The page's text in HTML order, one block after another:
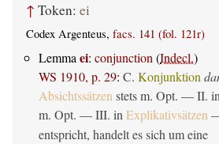
↑ Token: ei
Codex Argenteus, facs. 141 (fol. 121r)
Lemma ei: conjunction (Indecl.)
WS 1910, p. 29: C. Konjunktion
Absichtssätzen stets m. Opt. — II. in
m. Opt. — III. in Explikativsätzen
entspricht, handelt es sich um eine